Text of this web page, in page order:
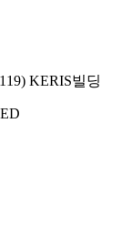
KERIS빌딩